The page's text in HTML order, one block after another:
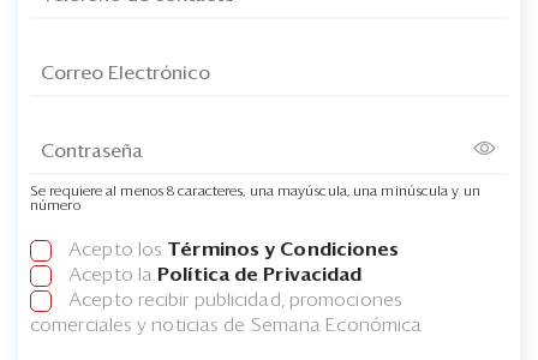
Se requiere al menos 8 caracteres, una mayúscula, una minúscula y un
número
Acepto los Términos y Condiciones
Acepto la Política de Privacidad
Acepto recibir publicidad, promociones
comerciales y noticias de Semana Económica